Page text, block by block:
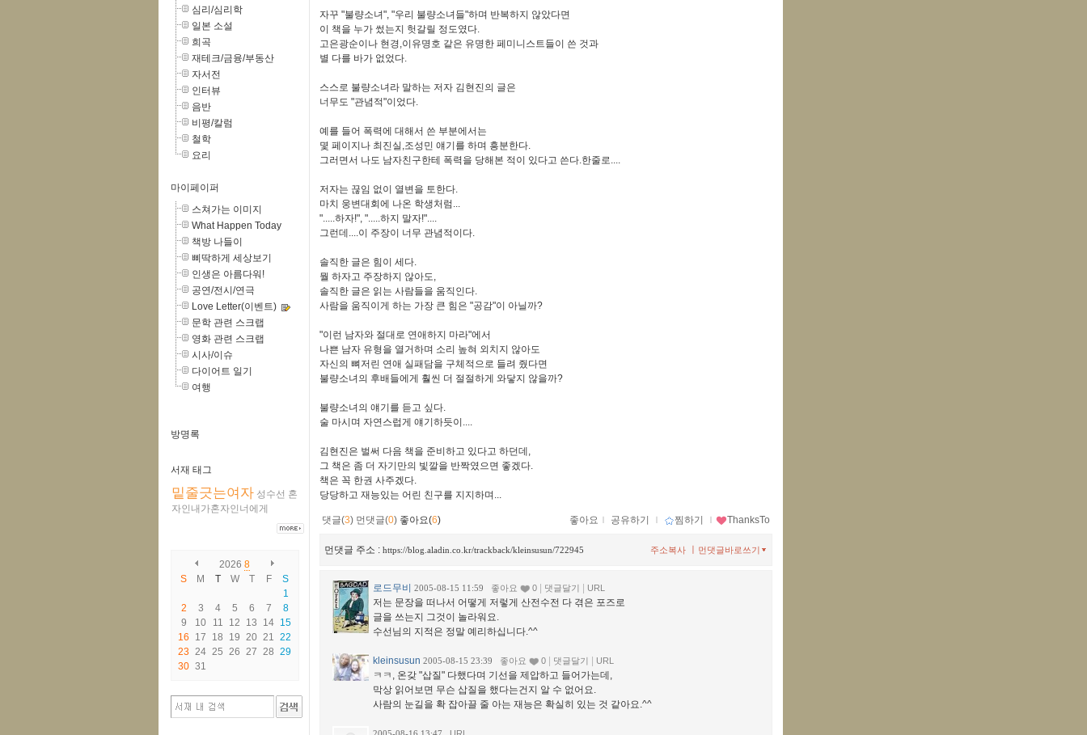
심리/심리학
일본 소설
희곡
재테크/금융/부동산
자서전
인터뷰
음반
비평/칼럼
철학
요리
마이페이퍼
스쳐가는 이미지
What Happen Today
책방 나들이
삐딱하게 세상보기
인생은 아름다워!
공연/전시/연극
Love Letter(이벤트)
문학 관련 스크랩
영화 관련 스크랩
시사/이슈
다이어트 일기
여행
방명록
서재 태그
밑줄긋는여자 성수선 혼
자인내가혼자인너에게
2026 8
S
M T W T F
S
1
2
3 4 5 6 7
8
9
10 11 12 13 14 15
16
17 18 19 20 21
22
23 24 25 26 27 28 29
30 31
자꾸 "불량소녀", "우리 불량소녀들"하며 반복하지 않았다면
이 책을 누가 썼는지 헛갈릴 정도였다.
고은광순이나 현경,이유명호 같은 유명한 페미니스트들이 쓴 것과
별 다를 바가 없었다.
스스로 불량소녀라 말하는 저자 김현진의 글은
너무도 "관념적"이었다.
예를 들어 폭력에 대해서 쓴 부분에서는
몇 페이지나 최진실,조성민 얘기를 하며 흥분한다.
그러면서 나도 남자친구한테 폭력을 당해본 적이 있다고 쓴다.한줄로....
저자는 끊임 없이 열변을 토한다.
마치 웅변대회에 나온 학생처럼...
".....하자!", ".....하지 말자!"....
그런데....이 주장이 너무 관념적이다.
솔직한 글은 힘이 세다.
뭘 하자고 주장하지 않아도,
솔직한 글은 읽는 사람들을 움직인다.
사람을 움직이게 하는 가장 큰 힘은 "공감"이 아닐까?
"이런 남자와 절대로 연애하지 마라"에서
나쁜 남자 유형을 열거하며 소리 높혀 외치지 않아도
자신의 뼈저린 연애 실패담을 구체적으로 들려 줬다면
불량소녀의 후배들에게 훨씬 더 절절하게 와닿지 않을까?
불량소녀의 얘기를 듣고 싶다.
술 마시며 자연스럽게 얘기하듯이....
김현진은 벌써 다음 책을 준비하고 있다고 하던데,
그 책은 좀 더 자기만의 빛깔을 반짝였으면 좋겠다.
책은 꼭 한권 사주겠다.
당당하고 재능있는 어린 친구를 지지하며...
댓글(3) 먼댓글(0) 좋아요(6) 좋아요 ｌ 공유하기 ｌ 찜하기 ｌ ThanksTo
먼댓글 주소 : https://blog.aladin.co.kr/trackback/kleinsusun/722945 먼댓글바로쓰기
주소복사
로드무비 2005-08-15 11:59 좋아요 0 댓글달기 URL
저는 문장을 떠나서 어떻게 저렇게 산전수전 다 겪은 포즈로
글을 쓰는지 그것이 놀라워요.
수선님의 지적은 정말 예리하십니다.^^
kleinsusun 2005-08-15 23:39 좋아요 0 댓글달기 URL
ㅋㅋ, 온갖 "삽질" 다했다며 기선을 제압하고 들어가는데,
막상 읽어보면 무슨 삽질을 했다는건지 알 수 없어요.
사람의 눈길을 확 잡아끌 줄 아는 재능은 확실히 있는 것 같아요.^^